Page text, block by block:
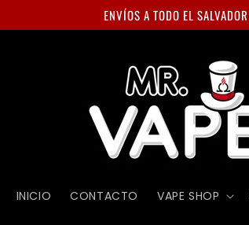
ENVÍOS A TODO EL SALVADOR
INICIO CONTACTO VAPE SHOP